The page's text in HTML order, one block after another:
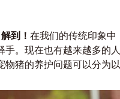
到！ 在我们的传统印象中
手。现在也有越来越多的
猪的养护问题可以分为